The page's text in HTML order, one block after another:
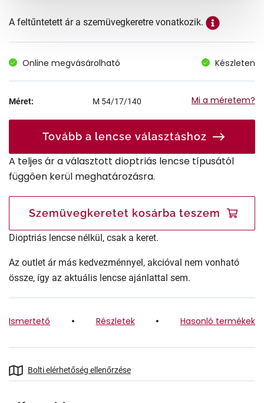
A feltűntetett ár a szemüvegkeretre vonatkozik.
Online megvásárolható Készleten
Méret: M 54/17/140 Mi a méretem?
Tovább a lencse választáshoz
A teljes ár a választott dioptriás lencse típusától
függően kerül meghatározásra.
Szemüvegkeretet kosárba teszem
Dioptriás lencse nélkül, csak a keret.
Az outlet ár más kedvezménnyel, akcióval nem vonható
össze, így az aktuális lencse ajánlattal sem.
Ismertető Részletek Hasonló termékek
Bolti elérhetőség ellenőrzése